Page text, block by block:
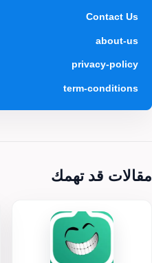
Contact Us
about-us
privacy-policy
term-conditions
مقالات قد تهمك